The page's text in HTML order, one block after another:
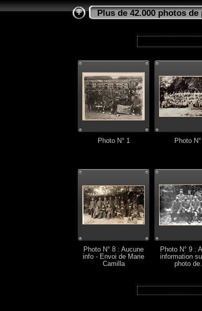
Plus de 42.000 photos de
Photo N° 1 Photo
Photo N° 8 : Aucune
info - Envoi de Marie
Camilla
Photo N° 9 :
information
photo